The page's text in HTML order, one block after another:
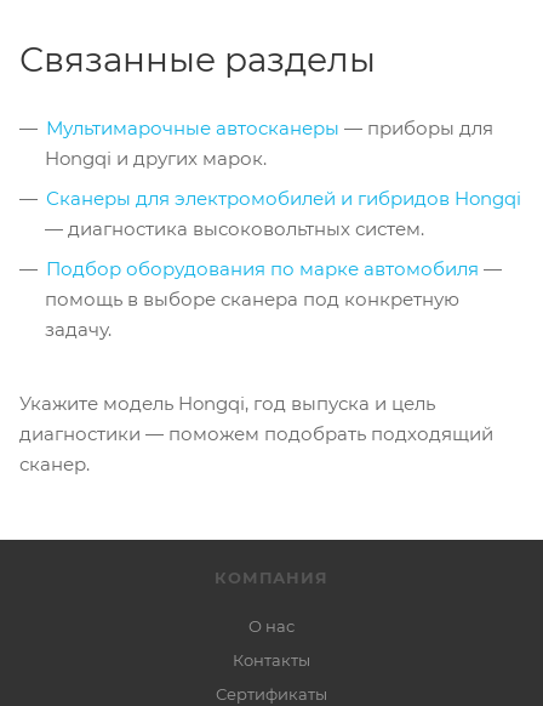
Связанные разделы
Мультимарочные автосканеры — приборы для
Hongqi и других марок.
Сканеры для электромобилей и гибридов Hongqi
— диагностика высоковольтных систем.
Подбор оборудования по марке автомобиля —
помощь в выборе сканера под конкретную
задачу.
Укажите модель Hongqi, год выпуска и цель
диагностики — поможем подобрать подходящий
сканер.
КОМПАНИЯ
О нас
Контакты
Сертификаты